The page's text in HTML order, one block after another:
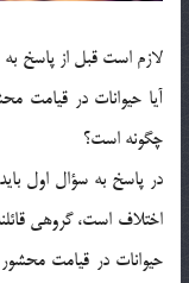
لازم است قبل از پاسخ
آيا حيوانات در قيامت
چگونه است؟
در پاسخ به سؤال اول
اختلاف است، گروهي
حيوانات در قيامت